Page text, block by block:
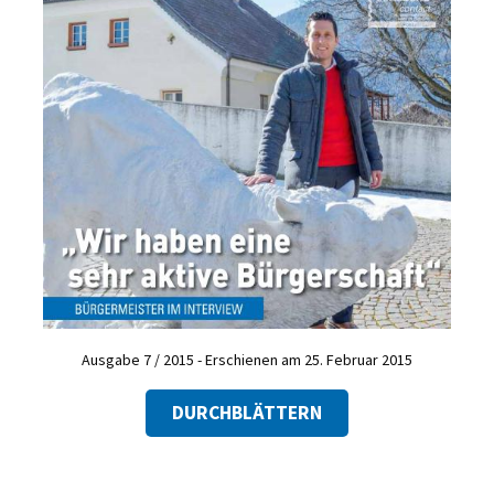
Ausgabe 7 / 2015 - Erschienen am 25. Februar 2015
DURCHBLÄTTERN